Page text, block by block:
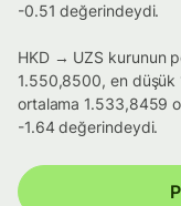
-0.51 değerindeydi.
HKD → UZS kurunun
1.550,8500, en
ortalama 1.533,8459
-1.64 değerindeydi.